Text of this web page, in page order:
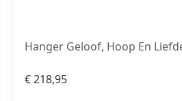
Hanger Geloof, Hoop En
€218,95